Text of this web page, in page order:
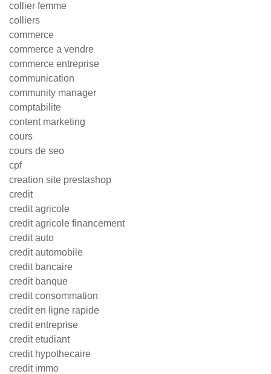
collier femme
colliers
commerce
commerce a vendre
commerce entreprise
communication
community manager
comptabilite
content marketing
cours
cours de seo
cpf
creation site prestashop
credit
credit agricole
credit agricole financement
credit auto
credit automobile
credit bancaire
credit banque
credit consommation
credit en ligne rapide
credit entreprise
credit etudiant
credit hypothecaire
credit immo